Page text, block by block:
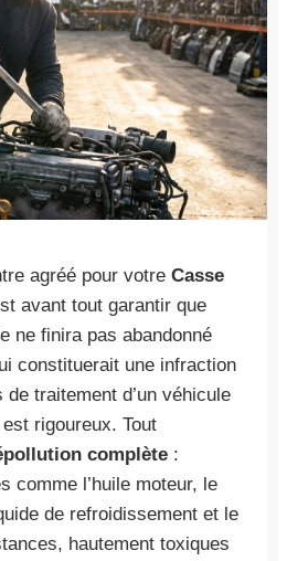
agréé pour votre Casse
avant tout garantir que
ne finira pas abandonné
constituerait une infraction
traitement d’un véhicule
rigoureux. Tout
complète :
comme l’huile moteur, le
de refroidissement et le
hautement toxiques